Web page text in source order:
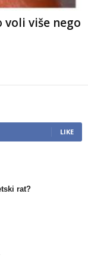
voli više nego
LIKE
rat?